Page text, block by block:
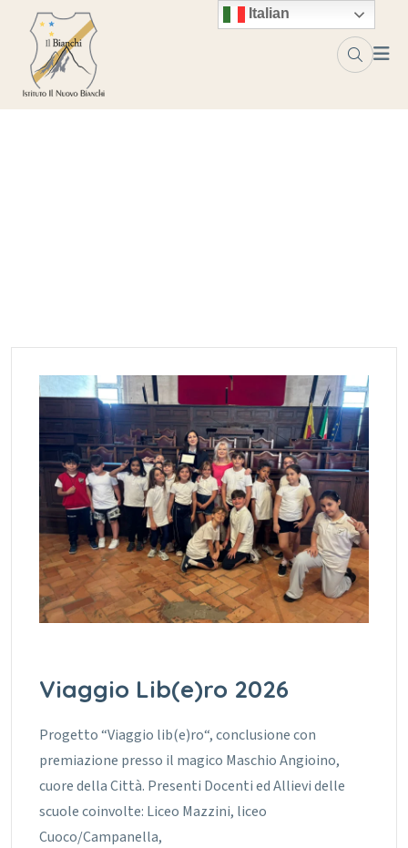
Skip to content
Viaggio Lib(e)ro 2026
Progetto “Viaggio lib(e)ro“, conclusione con
premiazione presso il magico Maschio Angioino,
cuore della Città. Presenti Docenti ed Allievi delle
scuole coinvolte: Liceo Mazzini, liceo
Cuoco/Campanella,
Italian